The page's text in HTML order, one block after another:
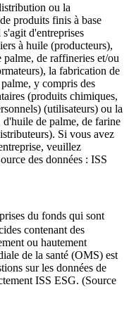
ou la
produits finis à base
d'entreprises
à huile (producteurs),
de raffineries et/ou
la fabrication de
y compris des
(produits chimiques,
(utilisateurs) ou la
de palme, de farine
Si vous avez
veuillez
des données : ISS
du fonds qui sont
contenant des
ou hautement
de la santé (OMS) est
sur les données de
ISS ESG. (Source